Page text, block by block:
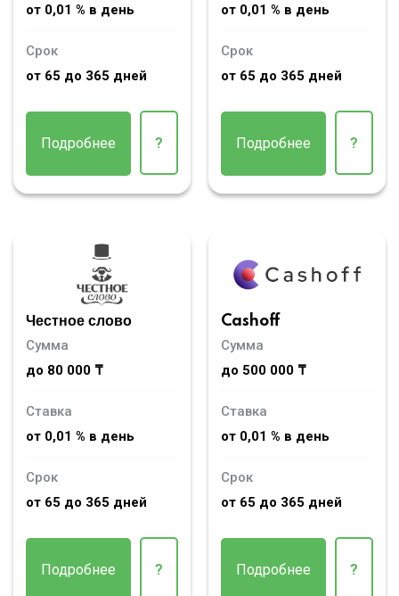
от 0,01 % в день
Срок
от 65 до 365 дней
Подробнее ?
от 0,01 % в день
Срок
от 65 до 365 дней
Подробнее ?
Честное слово
Сумма
до 80 000 ₸
Ставка
от 0,01 % в день
Срок
от 65 до 365 дней
Подробнее ?
Cashoff
Сумма
до 500 000 ₸
Ставка
от 0,01 % в день
Срок
от 65 до 365 дней
Подробнее ?